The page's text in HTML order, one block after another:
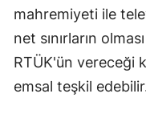
mahremiyeti ile
net sınırların
RTÜK'ün vereceği
emsal teşkil